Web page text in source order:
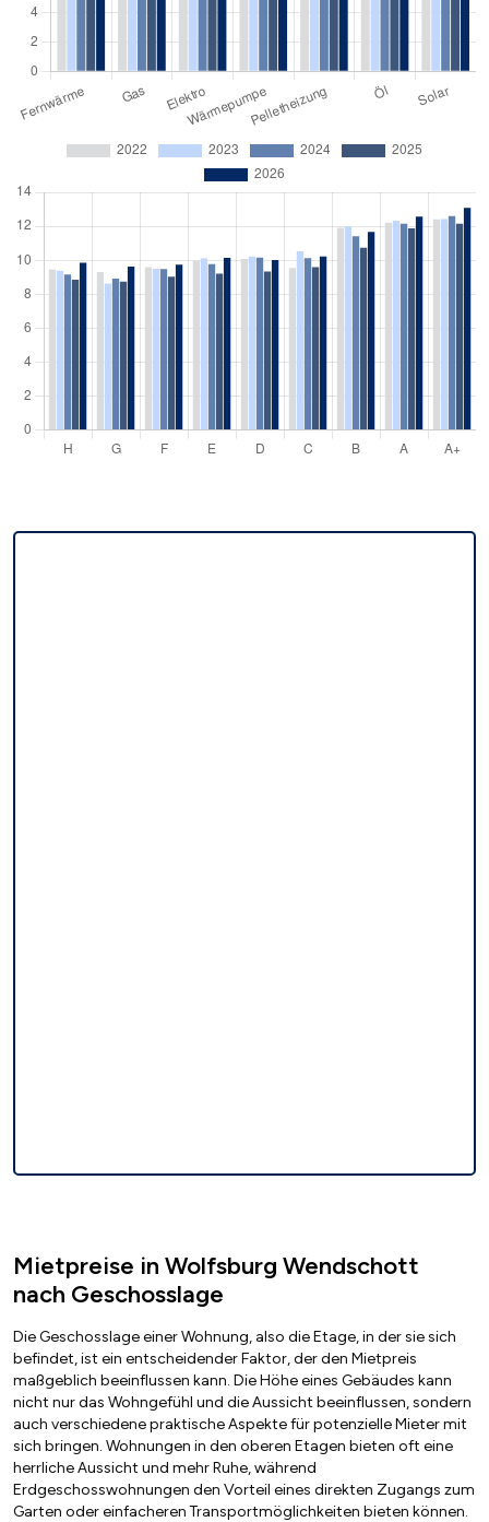
Mietpreise in Wolfsburg Wendschott
nach Geschosslage
Die Geschosslage einer Wohnung, also die Etage, in der sie sich
befindet, ist ein entscheidender Faktor, der den Mietpreis
maßgeblich beeinflussen kann. Die Höhe eines Gebäudes kann
nicht nur das Wohngefühl und die Aussicht beeinflussen, sondern
auch verschiedene praktische Aspekte für potenzielle Mieter mit
sich bringen. Wohnungen in den oberen Etagen bieten oft eine
herrliche Aussicht und mehr Ruhe, während
Erdgeschosswohnungen den Vorteil eines direkten Zugangs zum
Garten oder einfacheren Transportmöglichkeiten bieten können.